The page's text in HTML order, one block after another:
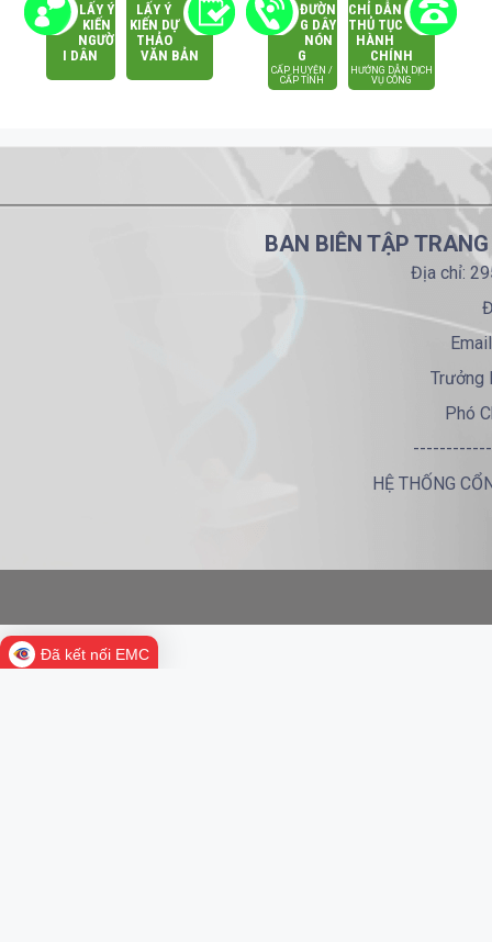
LẤY Ý
KIẾN
NGƯỜ
I DÂN
LẤY Ý
KIẾN DỰ
THẢO
VĂN BẢN
ĐƯỜN
G DÂY
NÓN
G
CẤP HUYỆN /
CẤP TỈNH
CHỈ DẪN
THỦ TỤC
HÀNH
CHÍNH
HƯỚNG DẪN DỊCH
VỤ CÔNG
BAN BIÊN TẬP
Địa chỉ:
Trưởng
Phó
HỆ THỐNG
Đã kết nối EMC